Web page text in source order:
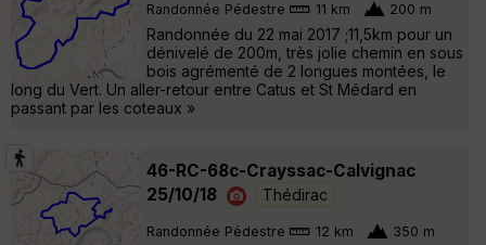
Randonnée Pédestre 11 km 200 m
Randonnée du 22 mai 2017 ;11,5km pour un
dénivelé de 200m, très jolie chemin en sous
bois agrémenté de 2 longues montées, le
long du Vert. Un aller-retour entre Catus et St Médard en
passant par les coteaux »
46-RC-68c-Crayssac-Calvignac
25/10/18
Thédirac
Randonnée Pédestre 12 km 350 m